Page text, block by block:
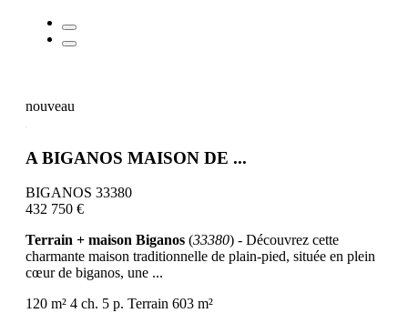
nouveau
A BIGANOS MAISON DE ...
BIGANOS 33380
432 750 €
Terrain + maison Biganos (33380) - Découvrez cette
charmante maison traditionnelle de plain-pied, située en plein
cœur de biganos, une ...
120 m² 4 ch. 5 p. Terrain 603 m²